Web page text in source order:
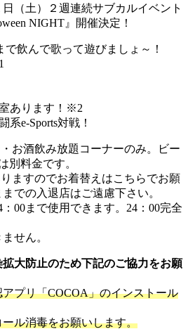
（土）２週連続サブカルイベント
NIGHT』開催決定！
で飲んで歌って遊びましょ～！
あります！※2
e-Sports対戦！
お酒飲み放題コーナーのみ。ビー
別料金です。
ますのでお着替えはこちらでお願
での入退店はご遠慮下さい。
まで使用できます。24：00完全
せん。
大防止のため下記のご協力をお願
プリ「COCOA」のインストール
ル消毒をお願いします。